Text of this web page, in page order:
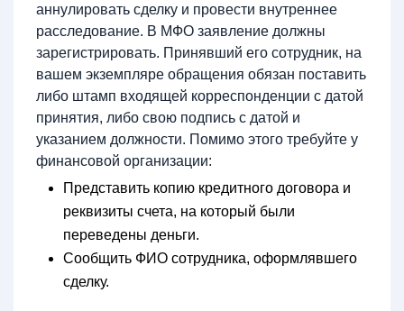
аннулировать сделку и провести внутреннее
расследование. В МФО заявление должны
зарегистрировать. Принявший его сотрудник, на
вашем экземпляре обращения обязан поставить
либо штамп входящей корреспонденции с датой
принятия, либо свою подпись с датой и
указанием должности. Помимо этого требуйте у
финансовой организации:
Представить копию кредитного договора и
реквизиты счета, на который были
переведены деньги.
Сообщить ФИО сотрудника, оформлявшего
сделку.